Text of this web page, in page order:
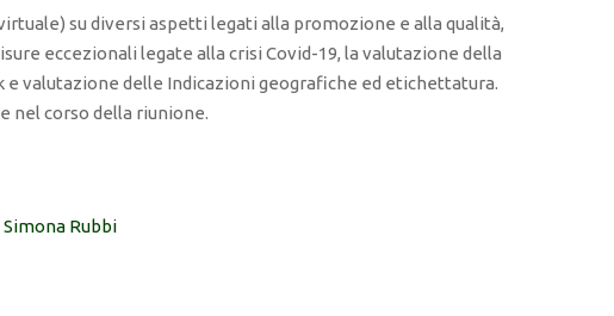
su diversi aspetti legati alla promozione e alla qualità,
eccezionali legate alla crisi Covid-19, la valutazione della
e valutazione delle Indicazioni geografiche ed etichettatura.
nel corso della riunione.
Simona Rubbi